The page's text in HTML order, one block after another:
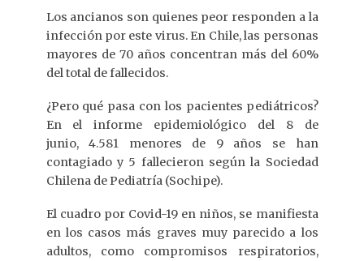
Los ancianos son quienes peor responden a la
infección por este virus. En Chile, las personas
mayores de 70 años concentran más del 60%
del total de fallecidos.
¿Pero qué pasa con los pacientes pediátricos?
En el informe epidemiológico del 8 de
junio, 4.581 menores de 9 años se han
contagiado y 5 fallecieron según la Sociedad
Chilena de Pediatría (Sochipe).
El cuadro por Covid-19 en niños, se manifiesta
en los casos más graves muy parecido a los
adultos, como compromisos respiratorios,